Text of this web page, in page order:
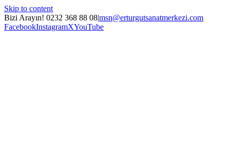
Skip to content
Bizi Arayın! 0232 368 88 08|msn@erturgutsanatmerkezi.com
FacebookInstagramXYouTube